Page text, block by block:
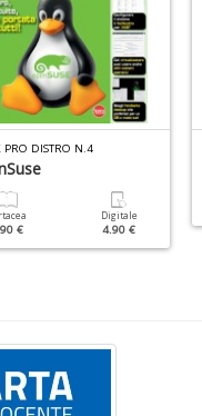
PRO DISTRO N.4
€
Digitale
4.90 €